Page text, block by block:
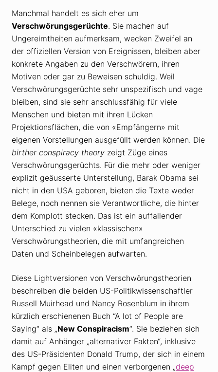
Manchmal handelt es sich eher um
Verschwörungsgerüchte. Sie machen auf
Ungereimtheiten aufmerksam, wecken Zweifel an
der offiziellen Version von Ereignissen, bleiben aber
konkrete Angaben zu den Verschwörern, ihren
Motiven oder gar zu Beweisen schuldig. Weil
Verschwörungsgerüchte sehr unspezifisch und vage
bleiben, sind sie sehr anschlussfähig für viele
Menschen und bieten mit ihren Lücken
Projektionsflächen, die von «Empfängern» mit
eigenen Vorstellungen ausgefüllt werden können. Die
birther conspiracy theory zeigt Züge eines
Verschwörungsgerüchts. Für die mehr oder weniger
explizit geäusserte Unterstellung, Barak Obama sei
nicht in den USA geboren, bieten die Texte weder
Belege, noch nennen sie Verantwortliche, die hinter
dem Komplott stecken. Das ist ein auffallender
Unterschied zu vielen «klassischen»
Verschwörungstheorien, die mit umfangreichen
Daten und Scheinbelegen aufwarten.
Diese Lightversionen von Verschwörungstheorien
beschreiben die beiden US-Politikwissenschaftler
Russell Muirhead und Nancy Rosenblum in ihrem
kürzlich erschienenen Buch “A lot of People are
Saying“ als „New Conspiracism“. Sie beziehen sich
damit auf Anhänger „alternativer Fakten“, inklusive
des US-Präsidenten Donald Trump, der sich in einem
Kampf gegen Eliten und einen verborgenen „deep